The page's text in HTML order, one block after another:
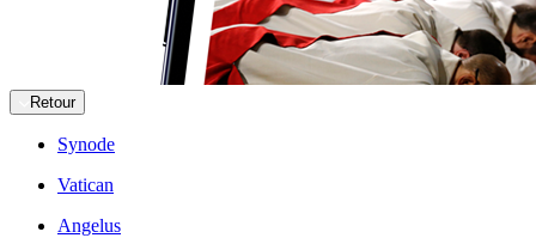
Retour
Synode
Vatican
Angelus